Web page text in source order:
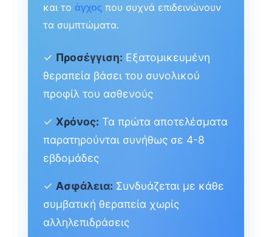
και το άγχος που συχνά επιδεινώνουν
τα συμπτώματα.
✓ Προσέγγιση: Εξατομικευμένη
θεραπεία βάσει του συνολικού
προφίλ του ασθενούς
✓Χρόνος: Τα πρώτα αποτελέσματα
παρατηρούνται συνήθως σε 4-8
εβδομάδες
✓Ασφάλεια: Συνδυάζεται με κάθε
συμβατική θεραπεία χωρίς
αλληλεπιδράσεις